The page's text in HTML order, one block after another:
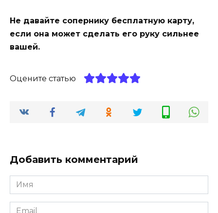
Не давайте сопернику бесплатную карту,
если она может сделать его руку сильнее
вашей.
Оцените статью
Добавить комментарий
Имя
*
Email